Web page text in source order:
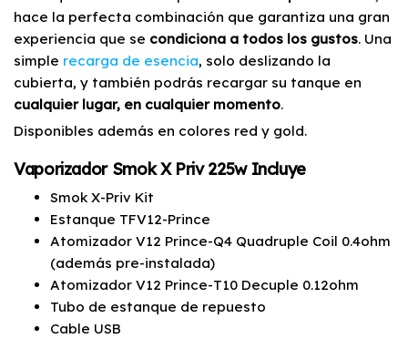
hace la perfecta combinación que garantiza una gran
experiencia que se condiciona a todos los gustos. Una
simple recarga de esencia, solo deslizando la
cubierta, y también podrás recargar su tanque en
cualquier lugar, en cualquier momento.
Disponibles además en colores red y gold.
Vaporizador Smok X Priv 225w Incluye
Smok X-Priv Kit
Estanque TFV12-Prince
Atomizador V12 Prince-Q4 Quadruple Coil 0.4ohm
(además pre-instalada)
Atomizador V12 Prince-T10 Decuple 0.12ohm
Tubo de estanque de repuesto
Cable USB